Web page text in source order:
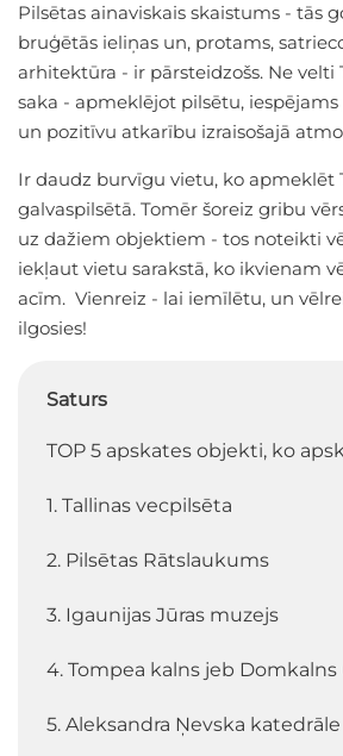
Pilsētas ainaviskais skaistums - tās
bruģētās ieliņas un, protams,
arhitektūra - ir pārsteidzošs. Ne velti
saka - apmeklējot pilsētu,
un pozitīvu atkarību izraisošajā
Ir daudz burvīgu vietu, ko apmeklēt
galvaspilsētā. Tomēr šoreiz gribu
uz dažiem objektiem - tos noteikti
iekļaut vietu sarakstā, ko ikvienam
acīm. Vienreiz - lai iemīlētu, un
ilgosies!
Saturs
TOP 5 apskates objekti, ko
1. Tallinas vecpilsēta
2. Pilsētas Rātslaukums
3. Igaunijas Jūras muzejs
4. Tompea kalns jeb Domkalns
5. Aleksandra Ņevska katedrāle